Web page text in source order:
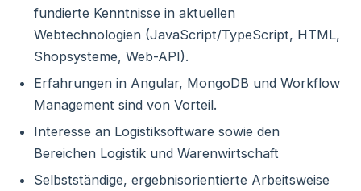
fundierte Kenntnisse in aktuellen
Webtechnologien (JavaScript/TypeScript, HTML,
Shopsysteme, Web-API).
Erfahrungen in Angular, MongoDB und Workflow
Management sind von Vorteil.
Interesse an Logistiksoftware sowie den
Bereichen Logistik und Warenwirtschaft
Selbstständige, ergebnisorientierte Arbeitsweise